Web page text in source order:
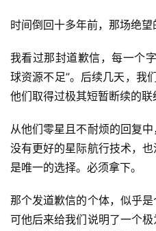
时间倒回十多年前，那场绝望
我看过那封道歉信，每一个
球资源不足”。后续几天，我
他们取得过极其短暂断续的联
从他们零星且不耐烦的回复
没有更好的星际航行技术，
是唯一的选择。必须拿下。
那个发道歉信的个体，似乎是
可他后来给我们说明了一个